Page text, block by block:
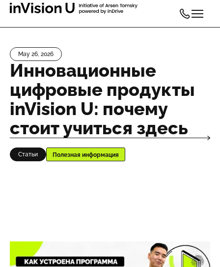
May 26, 2026
Инновационные
цифровые продукты
inVision U: почему
стоит учиться здесь
Статьи Полезная информация
Когда говорят «IT-специалист», большинство